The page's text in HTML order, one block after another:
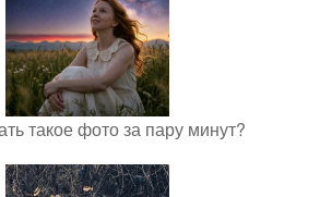
такое фото за пару минут?